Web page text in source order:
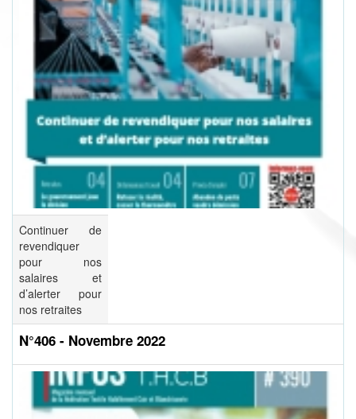
Continuer de
revendiquer
pour nos
salaires et
d’alerter pour
nos retraites
N°406 - Novembre 2022